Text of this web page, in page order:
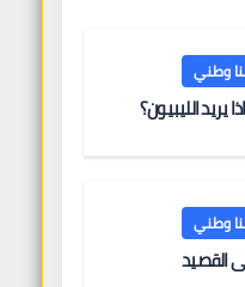
وطني
يريد الليبيون؟
وطني
القصيد